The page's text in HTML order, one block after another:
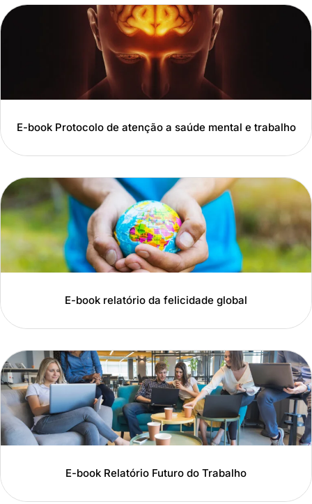
E-book Protocolo de atenção a saúde mental e trabalho
E-book relatório da felicidade global
E-book Relatório Futuro do Trabalho